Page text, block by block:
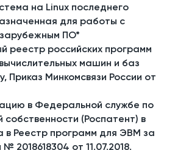
на Linux последнего
для работы с
ПО*
реестр российских программ
машин и баз
Приказ Минкомсвязи России от
в Федеральной службе по
собственности (Роспатент) в
в Реестр программ для ЭВМ за
2018618304 от 11.07.2018.